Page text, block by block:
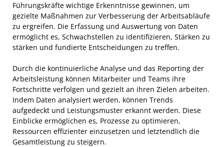
Führungskräfte wichtige Erkenntnisse gewinnen, um
gezielte Maßnahmen zur Verbesserung der Arbeitsabläufe
zu ergreifen. Die Erfassung und Auswertung von Daten
ermöglicht es, Schwachstellen zu identifizieren, Stärken zu
stärken und fundierte Entscheidungen zu treffen.
Durch die kontinuierliche Analyse und das Reporting der
Arbeitsleistung können Mitarbeiter und Teams ihre
Fortschritte verfolgen und gezielt an ihren Zielen arbeiten.
Indem Daten analysiert werden, können Trends
aufgedeckt und Leistungsmuster erkannt werden. Diese
Einblicke ermöglichen es, Prozesse zu optimieren,
Ressourcen effizienter einzusetzen und letztendlich die
Gesamtleistung zu steigern.